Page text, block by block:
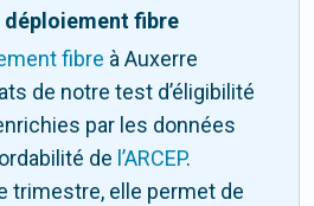
fibre
fibre à Auxerre
de notre test d’éligibilité
par les données
de l’ARCEP.
trimestre, elle permet de